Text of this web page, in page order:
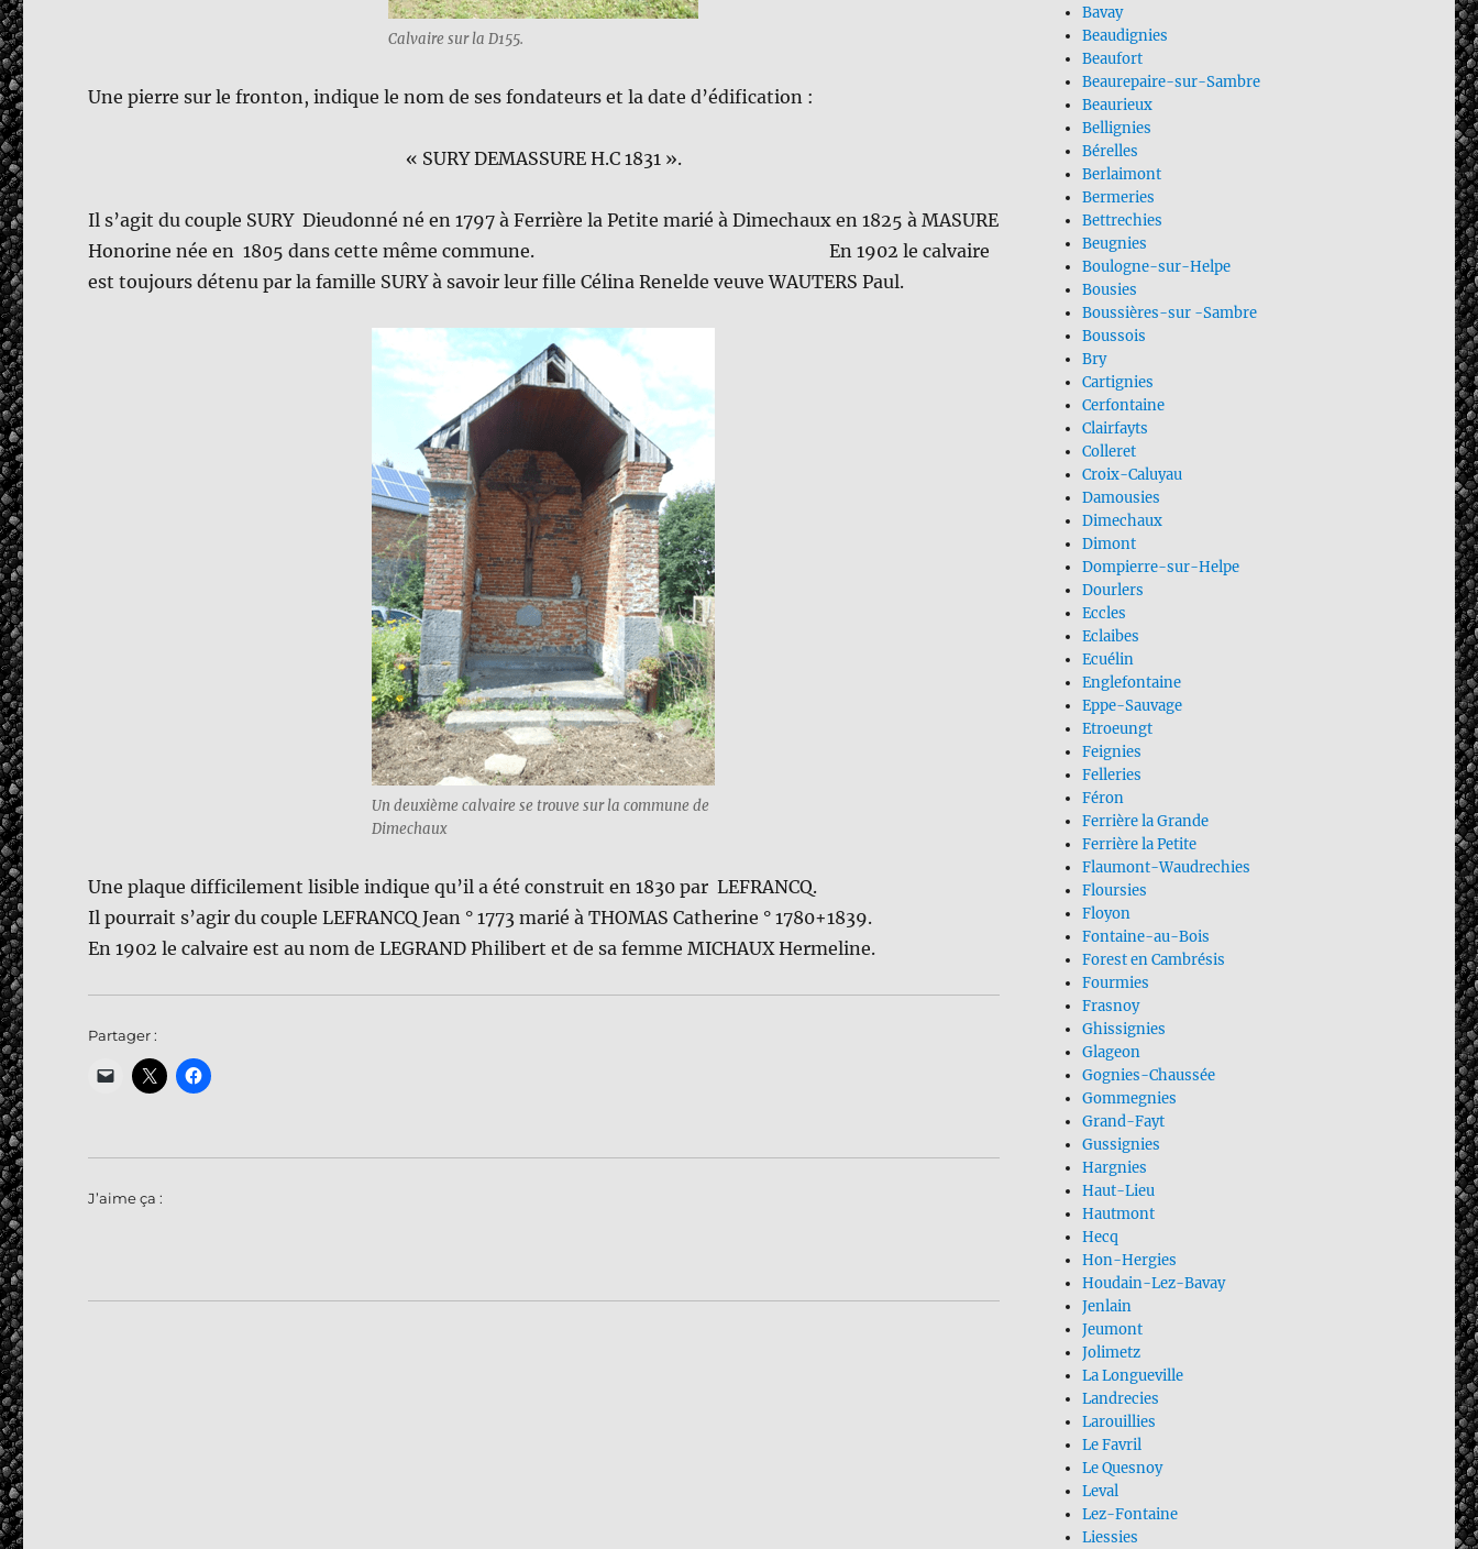
Calvaire sur la D155.
Une pierre sur le fronton, indique le nom de ses fondateurs et la date d’édification :
« SURY DEMASSURE H.C 1831 ».
Il s’agit du couple SURY Dieudonné né en 1797 à Ferrière la Petite marié à Dimechaux en 1825 à MASURE
Honorine née en 1805 dans cette même commune. En 1902 le calvaire
est toujours détenu par la famille SURY à savoir leur fille Célina Renelde veuve WAUTERS Paul.
Un deuxième calvaire se trouve sur la commune de
Dimechaux
Une plaque difficilement lisible indique qu’il a été construit en 1830 par LEFRANCQ.
Il pourrait s’agir du couple LEFRANCQ Jean ° 1773 marié à THOMAS Catherine ° 1780+1839.
En 1902 le calvaire est au nom de LEGRAND Philibert et de sa femme MICHAUX Hermeline.
Partager :
J’aime ça :
Bavay
Beaudignies
Beaufort
Beaurepaire-sur-Sambre
Beaurieux
Bellignies
Bérelles
Berlaimont
Bermeries
Bettrechies
Beugnies
Boulogne-sur-Helpe
Bousies
Boussières-sur -Sambre
Boussois
Bry
Cartignies
Cerfontaine
Clairfayts
Colleret
Croix-Caluyau
Damousies
Dimechaux
Dimont
Dompierre-sur-Helpe
Dourlers
Eccles
Eclaibes
Ecuélin
Englefontaine
Eppe-Sauvage
Etroeungt
Feignies
Felleries
Féron
Ferrière la Grande
Ferrière la Petite
Flaumont-Waudrechies
Floursies
Floyon
Fontaine-au-Bois
Forest en Cambrésis
Fourmies
Frasnoy
Ghissignies
Glageon
Gognies-Chaussée
Gommegnies
Grand-Fayt
Gussignies
Hargnies
Haut-Lieu
Hautmont
Hecq
Hon-Hergies
Houdain-Lez-Bavay
Jenlain
Jeumont
Jolimetz
La Longueville
Landrecies
Larouillies
Le Favril
Le Quesnoy
Leval
Lez-Fontaine
Liessies